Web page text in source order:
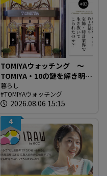
TOMIYAウォッチング ～
TOMIYA・10の謎を解き明か
す～ 謎03 「なぜTOMIYAは
約1世紀も宝飾・時計業界で
生き抜いてこられたの
か？」
暮らし
TOMIYAウォッチング
2026.08.06 15:15
4